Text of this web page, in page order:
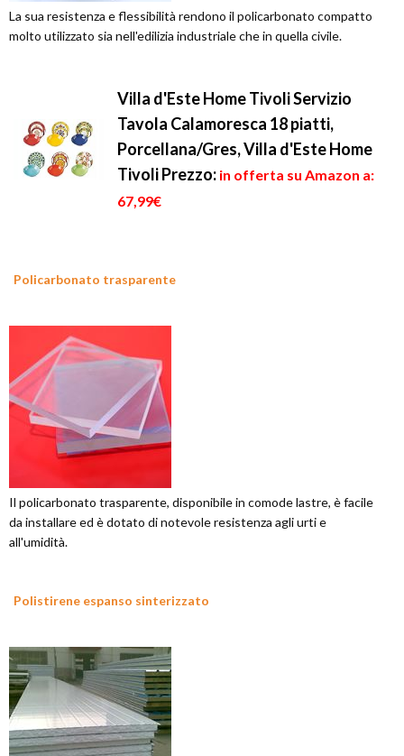
La sua resistenza e flessibilità rendono il policarbonato compatto
molto utilizzato sia nell'edilizia industriale che in quella civile.
Villa d'Este Home Tivoli Servizio
Tavola Calamoresca 18 piatti,
Porcellana/Gres, Villa d'Este Home
TivoliPrezzo: in offerta su Amazon a:
67,99€
Policarbonato trasparente
Il policarbonato trasparente, disponibile in comode lastre, è facile
da installare ed è dotato di notevole resistenza agli urti e
all'umidità.
Polistirene espanso sinterizzato